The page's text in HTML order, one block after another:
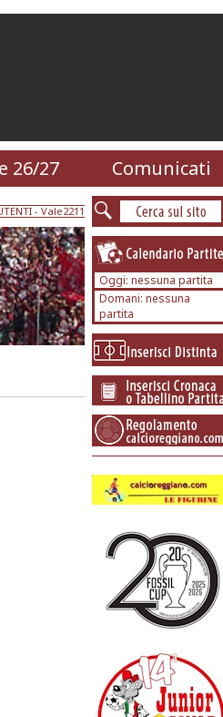
26/27 Comunicati
- Vale2211
Oggi: nessuna partita
Domani: nessuna
partita